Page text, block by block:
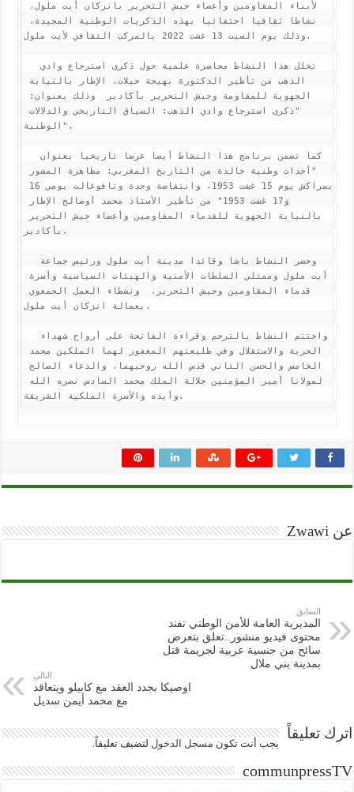
وذلك يوم السبت 13 غشت 2022 بالمركب الثقافي لأيت ملول.
"ذكرى استرجاع وادي الذهب: السياق التاريخي والدلالات
الوطنية".
بأكادير.
قدماء المقاومين وجيش التحرير،  ونشطاء العمل الجمعوي
بعمالة انزكان أيت ملول.
الخامس والحسن الثاني قدس الله روحيهما، والدعاء الصالح
وأيده والأسرة الملكية الشريفة.
عن Zwawi
السابق
المديرية العامة للأمن الوطني تفند
محتوى فيديو منشور..تعلق بتعرض
سائح من جنسية عربية لجريمة قتل
بمدينة بني ملال
التالي
اوصيكا بجدد العقد مع كابيلو ويتعاقد
مع محمد أيمن سديل
اترك تعليقاً
يجب أنت تكون مسجل الدخول لتضيف تعليقاً.
communpressTV